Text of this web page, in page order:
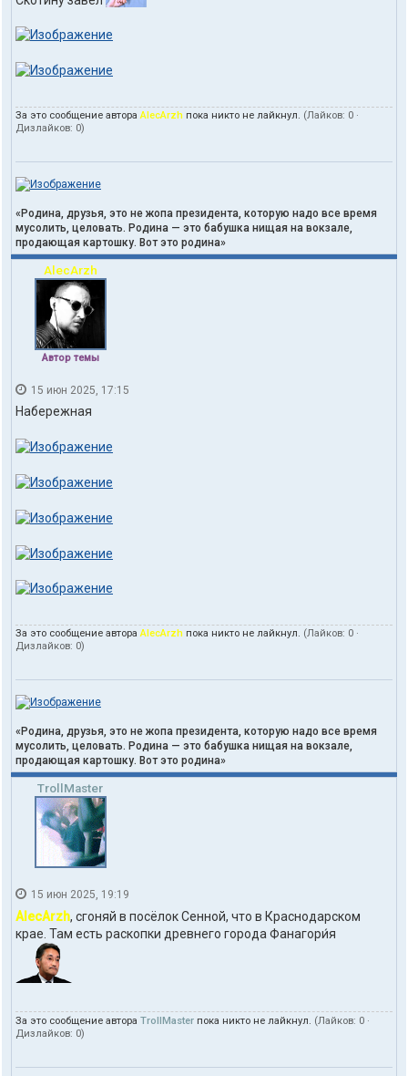
За это сообщение автораAlecArzh пока никто не лайкнул. (Лайков: 0 ·
Дизлайков: 0)
«Родина, друзья, это не жопа президента, которую надо все время
мусолить, целовать. Родина — это бабушка нищая на вокзале,
продающая картошку. Вот это родина»
AlecArzh
Автор темы
15 июн 2025, 17:15
Набережная
За это сообщение автораAlecArzh пока никто не лайкнул. (Лайков: 0 ·
Дизлайков: 0)
«Родина, друзья, это не жопа президента, которую надо все время
мусолить, целовать. Родина — это бабушка нищая на вокзале,
продающая картошку. Вот это родина»
TrollMaster
15 июн 2025, 19:19
AlecArzh, сгоняй в посёлок Сенной, что в Краснодарском
крае. Там есть раскопки древнего города Фанагори́я
За это сообщение автора TrollMaster пока никто не лайкнул. (Лайков: 0 ·
Дизлайков: 0)